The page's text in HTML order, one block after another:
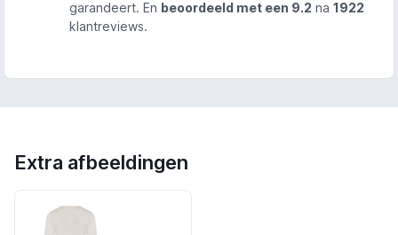
garandeert. En beoordeeld met een 9.2 na 1922
klantreviews.
Extra afbeeldingen